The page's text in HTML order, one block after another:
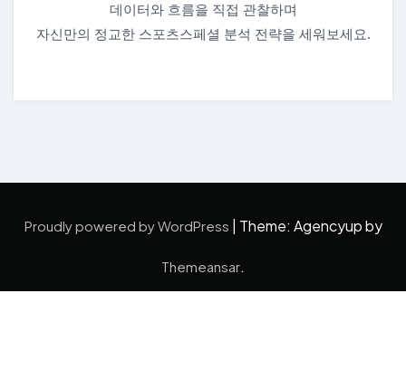
데이터와 흐름을 직접 관찰하며
자신만의 정교한 스포츠스페셜 분석 전략을 세워보세요.
Proudly powered by WordPress Theme: Agencyup by
Themeansar.